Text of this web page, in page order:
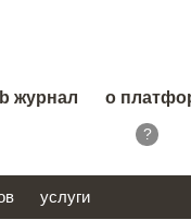
журнал о
?
услуги